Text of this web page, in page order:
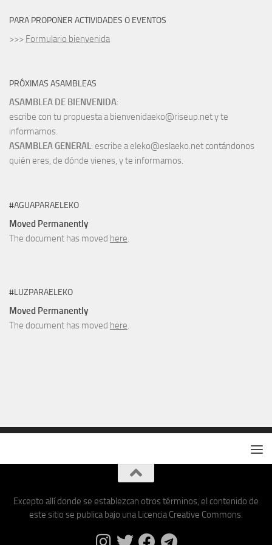
PARA PROPONER ACTIVIDADES O EVENTOS
>>> Formulario bienvenida
PRÓXIMAS ASAMBLEAS
ASAMBLEA DE BIENVENIDA:
escribe con tu propuesta a bienvenidaeko@riseup.net y te
informamos.
ASAMBLEA GENERAL: escribe a eleko@eslaeko.net contándonos
quién eres, de dónde vienes, y te informamos.
#AGUAPARAELEKO
Moved Permanently
The document has moved here.
#LUZPARAELEKO
Moved Permanently
The document has moved here.
Excepto allí donde se establezcan otros términos, el contenido de
este sitio se publica bajo una Licencia Creative Commons.